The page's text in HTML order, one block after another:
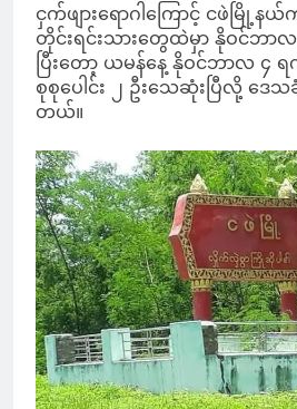
ငှက်ဖျားရောဂါကြောင့် ငဖဲမြို့န
တိုင်းရင်းသားတွေထဲမှာ နိုဝင်ဘာ
ပြီးတော့ ယမန်နေ့ နိုဝင်ဘာလ ၄
စုစုပေါင်း ၂ ဦးသေဆုံးပြီလို့ ဒေ
တယ်။